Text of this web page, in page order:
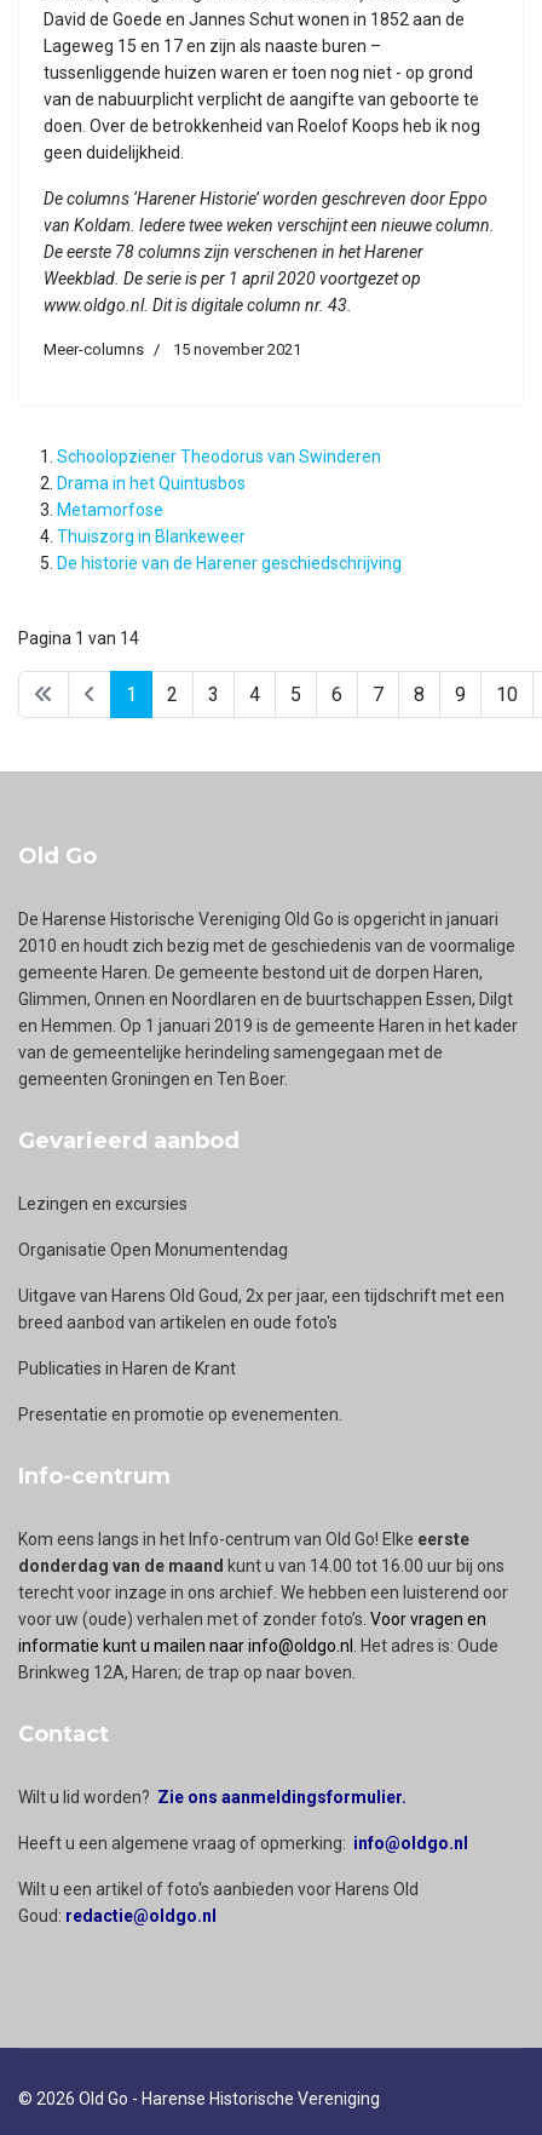
David de Goede en Jannes Schut wonen in 1852 aan de
Lageweg 15 en 17 en zijn als naaste buren –
tussenliggende huizen waren er toen nog niet - op grond
van de nabuurplicht verplicht de aangifte van geboorte te
doen. Over de betrokkenheid van Roelof Koops heb ik nog
geen duidelijkheid.
De columns ‘Harener Historie’ worden geschreven door Eppo
van Koldam. Iedere twee weken verschijnt een nieuwe column.
De eerste 78 columns zijn verschenen in het Harener
Weekblad. De serie is per 1 april 2020 voortgezet op
www.oldgo.nl. Dit is digitale column nr. 43.
Meer-columns 15 november 2021
Schoolopziener Theodorus van Swinderen
Drama in het Quintusbos
Metamorfose
Thuiszorg in Blankeweer
De historie van de Harener geschiedschrijving
Pagina 1 van 14
1 2 3 4 5 6 7 8 9 10
Old Go
De Harense Historische Vereniging Old Go is opgericht in januari
2010 en houdt zich bezig met de geschiedenis van de voormalige
gemeente Haren. De gemeente bestond uit de dorpen Haren,
Glimmen, Onnen en Noordlaren en de buurtschappen Essen, Dilgt
en Hemmen. Op 1 januari 2019 is de gemeente Haren in het kader
van de gemeentelijke herindeling samengegaan met de
gemeenten Groningen en Ten Boer.
Gevarieerd aanbod
Lezingen en excursies
Organisatie Open Monumentendag
Uitgave van Harens Old Goud, 2x per jaar, een tijdschrift met een
breed aanbod van artikelen en oude foto's
Publicaties in Haren de Krant
Presentatie en promotie op evenementen.
Info-centrum
Kom eens langs in het Info-centrum van Old Go! Elke eerste
donderdag van de maand kunt u van 14.00 tot 16.00 uur bij ons
terecht voor inzage in ons archief. We hebben een luisterend oor
voor uw (oude) verhalen met of zonder foto’s. Voor vragen en
informatie kunt u mailen naar info@oldgo.nl . Het adres is: Oude
Brinkweg 12A, Haren; de trap op naar boven.
Contact
Wilt u lid worden? Zie ons aanmeldingsformulier.
Heeft u een algemene vraag of opmerking: info@oldgo.nl
Wilt u een artikel of foto's aanbieden voor Harens Old
Goud: redactie@oldgo.nl
© 2026 Old Go - Harense Historische Vereniging